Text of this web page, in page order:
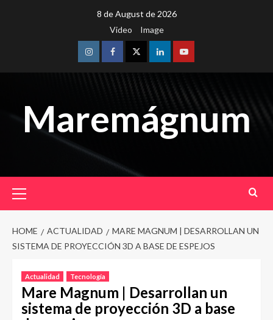
8 de August de 2026
Video
Image
InstagramFacebookTwitterLinkedinYoutube
Maremágnum
Menu
HOME ACTUALIDAD
MARE MAGNUM | DESARROLLAN UN
SISTEMA DE PROYECCIÓN 3D A BASE DE ESPEJOS
Actualidad Tecnología
Mare Magnum | Desarrollan un
sistema de proyección 3D a base